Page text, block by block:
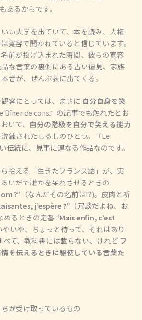
あるからです。
い大学を出ていて、本を読み、人権
寛容で開かれていると信じています。
前が投げ込まれた瞬間、彼らの寛容
な言葉の裏側にある古い偏見、家族
音が、ぜんぶ表に出てくる。
客にとっては、まさに 自分自身を笑
Dîner de cons』の記事でも触れたとお
いて、 自分の階級を自分で笑える能力
練されたしるしのひとつ。『Le
伝統に、見事に連なる作品なのです。
拾える「生きたフランス語」が、実
いだで誰かを呆れさせるときの
?” （なんだその名前は!?)。皮肉と祈
j’espère ?” （冗談だよね、お
めるときの定番 “Mais enfin, c’est
やいや、ちょっと待って、それはあり
べて、教科書には載らない、けれど フ
を伝えるときに駆使している言葉た
が受け取っているもの